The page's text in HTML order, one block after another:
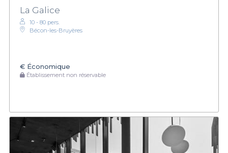
La Galice
10 - 80 pers.
Bécon-les-Bruyères
€ Économique
Établissement non réservable